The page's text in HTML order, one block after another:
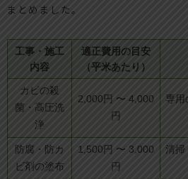
まとめました。
工事・施工
内容
適正費用の目安
（平米あたり）
カビの殺
菌・高圧洗
浄
2,000円 〜 4,000
円
専用
防腐・防カ
ビ剤の塗布
1,500円 〜 3,000
円
清掃